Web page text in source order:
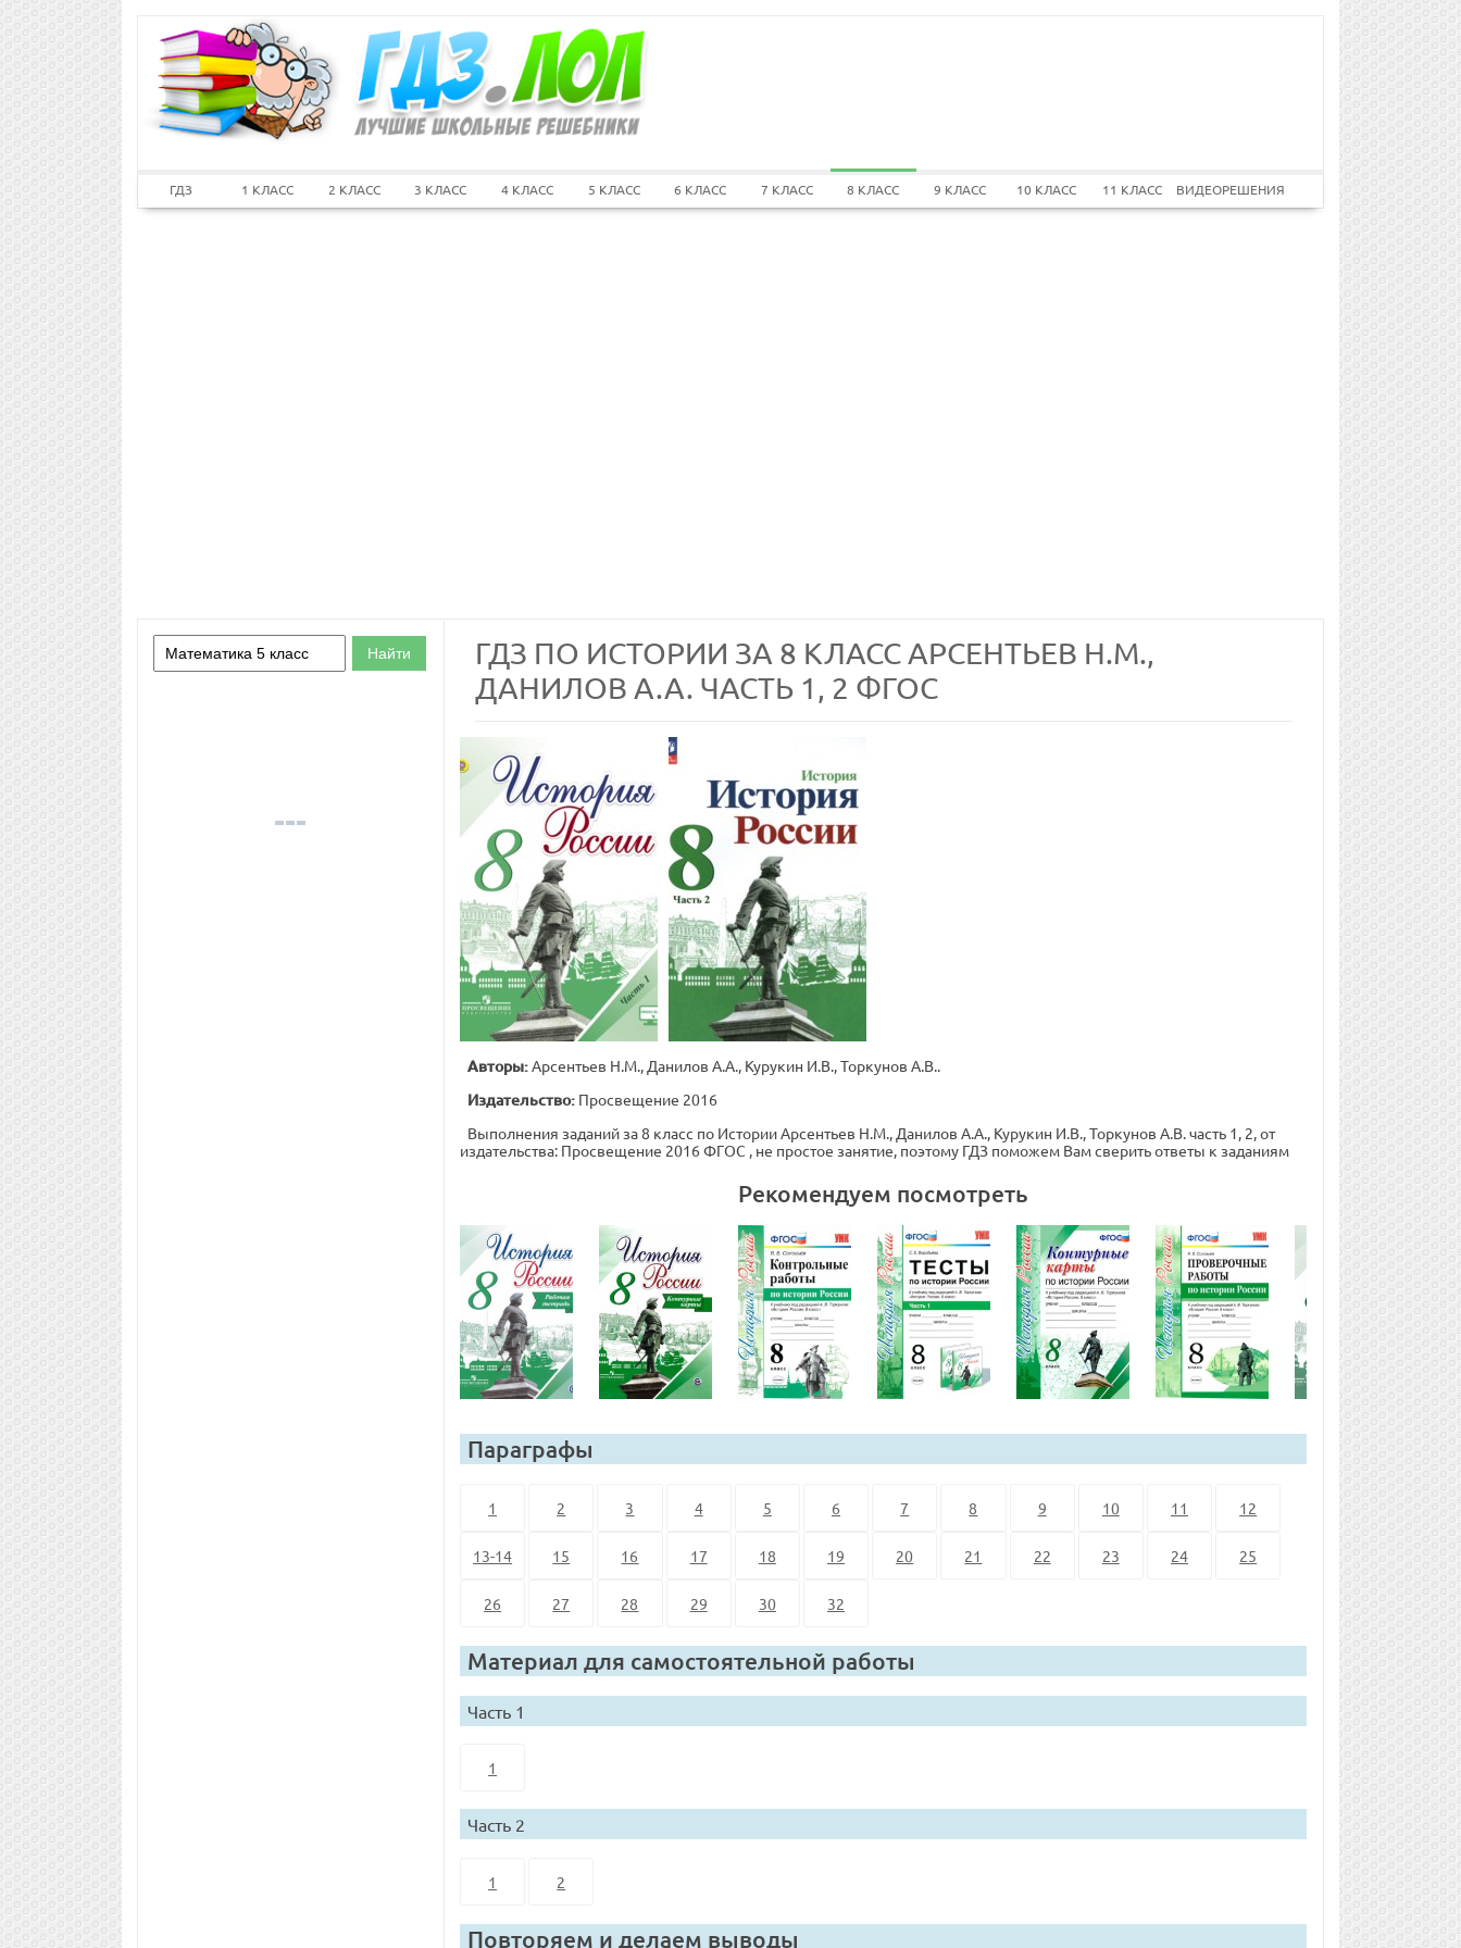
ГДЗ 1 КЛАСС 2 КЛАСС 3 КЛАСС 4 КЛАСС 5 КЛАСС 6 КЛАСС 7 КЛАСС 8 КЛАСС 9 КЛАСС 10 КЛАСС 11 КЛАСС ВИДЕОРЕШЕНИЯ
ГДЗ ПО ИСТОРИИ ЗА 8 КЛАСС АРСЕНТЬЕВ Н.М.,
ДАНИЛОВ А.А. ЧАСТЬ 1, 2 ФГОС
Авторы:Арсентьев Н.М., Данилов А.А., Курукин И.В., Торкунов А.В..
Издательство: Просвещение 2016
Выполнения заданий за 8 класс по Истории Арсентьев Н.М., Данилов А.А., Курукин И.В., Торкунов А.В. часть 1, 2, от
издательства: Просвещение 2016 ФГОС , не простое занятие, поэтому ГДЗ поможем Вам сверить ответы к заданиям
Рекомендуем посмотреть
Параграфы
1 2 3 4 5 6 7 8 9 10 11 12
13-14 15 16 17 18 19 20 21 22 23 24 25
26 27 28 29 30 32
Материал для самостоятельной работы
Часть 1
1
Часть 2
1 2
Повторяем и делаем выводы